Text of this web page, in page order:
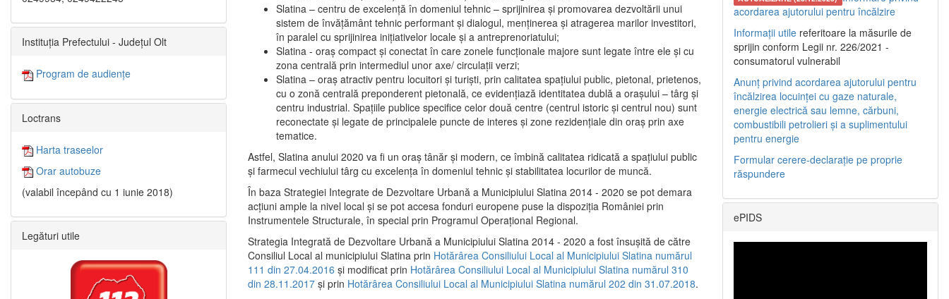
Slatina – centru de excelenţă în domeniul tehnic – sprijinirea şi promovarea dezvoltării unui
sistem de învăţământ tehnic performant şi dialogul, menţinerea şi atragerea marilor investitori,
în paralel cu sprijinirea iniţiativelor locale şi a antreprenoriatului;
Slatina - oraş compact şi conectat în care zonele funcţionale majore sunt legate între ele şi cu
zona centrală prin intermediul unor axe/ circulații verzi;
Slatina – oraş atractiv pentru locuitori şi turişti, prin calitatea spaţiului public, pietonal, prietenos,
cu o zonă centrală preponderent pietonală, ce evidenţiază identitatea dublă a oraşului – târg şi
centru industrial. Spaţiile publice specifice celor două centre (centrul istoric şi centrul nou) sunt
reconectate şi legate de principalele puncte de interes şi zone rezidenţiale din oraş prin axe
tematice.
Astfel, Slatina anului 2020 va fi un oraş tânăr şi modern, ce îmbină calitatea ridicată a spaţiului public
şi farmecul vechiului târg cu excelenţa în domeniul tehnic şi stabilitatea locurilor de muncă.
În baza Strategiei Integrate de Dezvoltare Urbană a Municipiului Slatina 2014 - 2020 se pot demara
acţiuni ample la nivel local şi se pot accesa fonduri europene puse la dispoziţia României prin
Instrumentele Structurale, în special prin Programul Operațional Regional.
Strategia Integrată de Dezvoltare Urbană a Municipiului Slatina 2014 - 2020 a fost însuşită de către
Consiliul Local al municipiului Slatina prin Hotărârea Consiliului Local al Municipiului Slatina numărul
111 din 27.04.2016 și modificat prin Hotărârea Consiliului Local al Municipiului Slatina numărul 310
din 28.11.2017 și prin Hotărârea Consiliului Local al Municipiului Slatina numărul 202 din 31.07.2018.
Instituția Prefectului - Județul Olt
Program de audiențe
Loctrans
Harta traseelor
Orar autobuze
(valabil începând cu 1 iunie 2018)
Legături utile
acordarea ajutorului pentru încălzire
Informații utile referitoare la măsurile de
sprijin conform Legii nr. 226/2021 -
consumatorul vulnerabil
Anunț privind acordarea ajutorului pentru
încălzirea locuinței cu gaze naturale,
energie electrică sau lemne, cărbuni,
combustibili petrolieri și a suplimentului
pentru energie
Formular cerere-declarație pe proprie
răspundere
ePIDS